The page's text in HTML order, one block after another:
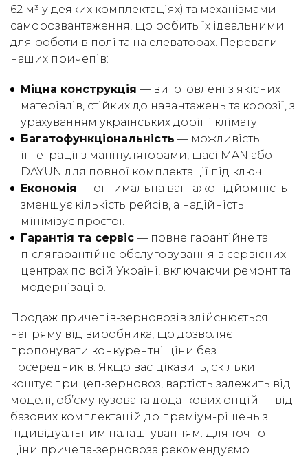
62 м³ у деяких комплектаціях) та механізмами
саморозвантаження, що робить їх ідеальними
для роботи в полі та на елеваторах. Переваги
наших причепів:
Міцна конструкція — виготовлені з якісних
матеріалів, стійких до навантажень та корозії, з
урахуванням українських доріг і клімату.
Багатофункціональність — можливість
інтеграції з маніпуляторами, шасі MAN або
DAYUN для повної комплектації під ключ.
Економія — оптимальна вантажопідйомність
зменшує кількість рейсів, а надійність
мінімізує простої.
Гарантія та сервіс — повне гарантійне та
післягарантійне обслуговування в сервісних
центрах по всій Україні, включаючи ремонт та
модернізацію.
Продаж причепів-зерновозів здійснюється
напряму від виробника, що дозволяє
пропонувати конкурентні ціни без
посередників. Якщо вас цікавить, скільки
коштує прицеп-зерновоз, вартість залежить від
моделі, об’єму кузова та додаткових опцій — від
базових комплектацій до преміум-рішень з
індивідуальним налаштуванням. Для точної
ціни причепа-зерновоза рекомендуємо